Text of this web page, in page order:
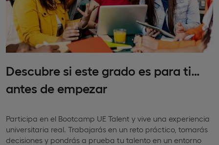
Descubre si este grado es para ti…
antes de empezar
Participa en el Bootcamp UE Talent y vive una experiencia
universitaria real. Trabajarás en un reto práctico, tomarás
decisiones y pondrás a prueba tu talento en un entorno